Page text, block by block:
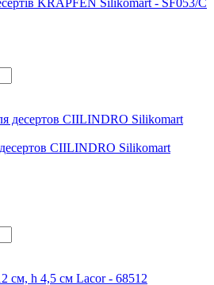
KRAPFEN Silikomart - SF053/C
CIILINDRO Silikomart